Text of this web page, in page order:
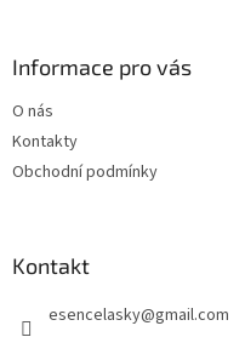
Informace pro vás
O nás
Kontakty
Obchodní podmínky
Kontakt
esencelasky@gmail.com